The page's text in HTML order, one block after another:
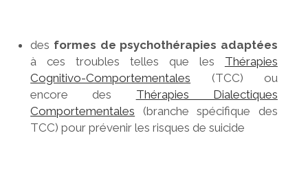
des formes de psychothérapies adaptées
à ces troubles telles que les Thérapies
Cognitivo-Comportementales (TCC) ou
encore des Thérapies Dialectiques
Comportementales (branche spécifique des
TCC) pour prévenir les risques de suicide